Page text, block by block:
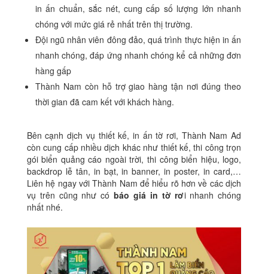
in ấn chuẩn, sắc nét, cung cấp số lượng lớn nhanh
chóng với mức giá rẻ nhất trên thị trường.
Đội ngũ nhân viên đông đảo, quá trình thực hiện in ấn
nhanh chóng, đáp ứng nhanh chóng kể cả những đơn
hàng gấp
Thành Nam còn hỗ trợ giao hàng tận nơi đúng theo
thời gian đã cam kết với khách hàng.
Bên cạnh dịch vụ thiết kế, in ấn tờ rơi, Thành Nam Ad
còn cung cấp nhiều dịch khác như thiết kế, thi công trọn
gói biển quảng cáo ngoài trời, thi công biển hiệu, logo,
backdrop lễ tân, in bạt, in banner, in poster, in card,…
Liên hệ ngay với Thành Nam để hiểu rõ hơn về các dịch
vụ trên cũng như có báo giá in tờ rơi nhanh chóng
nhất nhé.